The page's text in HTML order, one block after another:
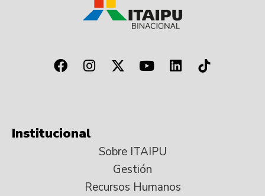
Institucional
Sobre ITAIPU
Gestión
Recursos Humanos